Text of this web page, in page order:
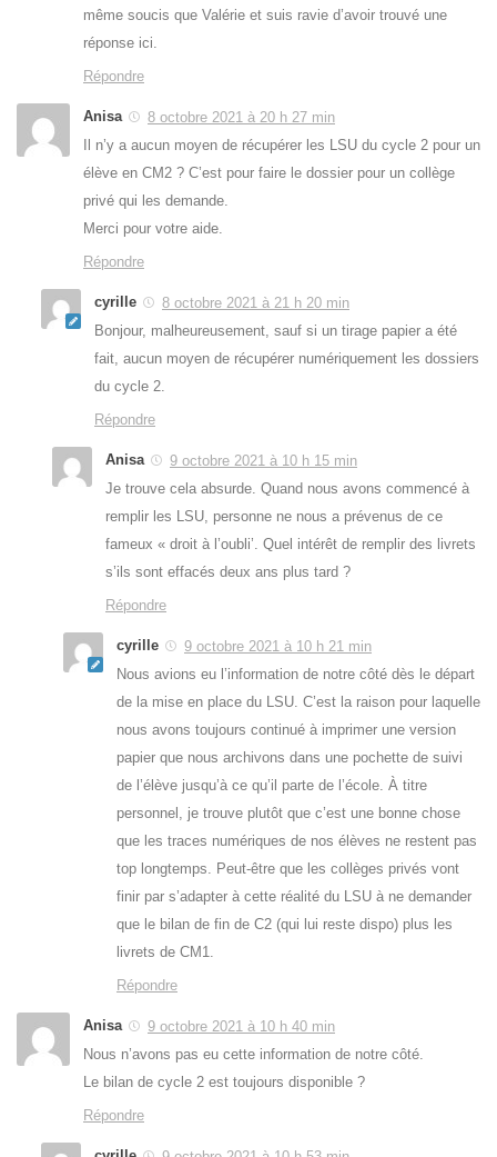
même soucis que Valérie et suis ravie d’avoir trouvé une
réponse ici.
Répondre
Anisa
8 octobre 2021 à 20 h 27 min
Il n’y a aucun moyen de récupérer les LSU du cycle 2 pour un
élève en CM2 ? C’est pour faire le dossier pour un collège
privé qui les demande.
Merci pour votre aide.
Répondre
cyrille
8 octobre 2021 à 21 h 20 min
Bonjour, malheureusement, sauf si un tirage papier a été
fait, aucun moyen de récupérer numériquement les dossiers
du cycle 2.
Répondre
Anisa
9 octobre 2021 à 10 h 15 min
Je trouve cela absurde. Quand nous avons commencé à
remplir les LSU, personne ne nous a prévenus de ce
fameux « droit à l’oubli’. Quel intérêt de remplir des livrets
s’ils sont effacés deux ans plus tard ?
Répondre
cyrille
9 octobre 2021 à 10 h 21 min
Nous avions eu l’information de notre côté dès le départ
de la mise en place du LSU. C’est la raison pour laquelle
nous avons toujours continué à imprimer une version
papier que nous archivons dans une pochette de suivi
de l’élève jusqu’à ce qu’il parte de l’école. À titre
personnel, je trouve plutôt que c’est une bonne chose
que les traces numériques de nos élèves ne restent pas
top longtemps. Peut-être que les collèges privés vont
finir par s’adapter à cette réalité du LSU à ne demander
que le bilan de fin de C2 (qui lui reste dispo) plus les
livrets de CM1.
Répondre
Anisa
9 octobre 2021 à 10 h 40 min
Nous n’avons pas eu cette information de notre côté.
Le bilan de cycle 2 est toujours disponible ?
Répondre